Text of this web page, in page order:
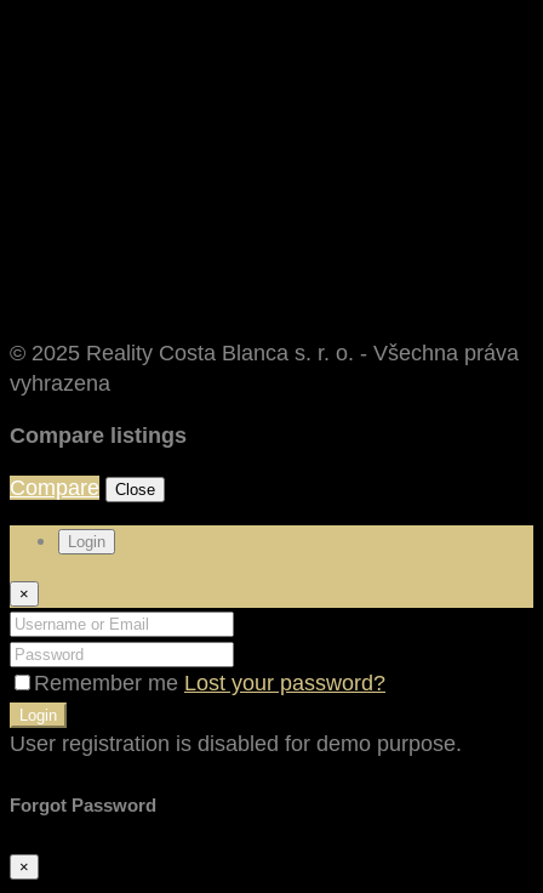
© 2025 Reality Costa Blanca s. r. o. - Všechna práva
vyhrazena
Compare listings
Compare Close
Login
×
Remember me Lost your password?
Login
User registration is disabled for demo purpose.
Forgot Password
×